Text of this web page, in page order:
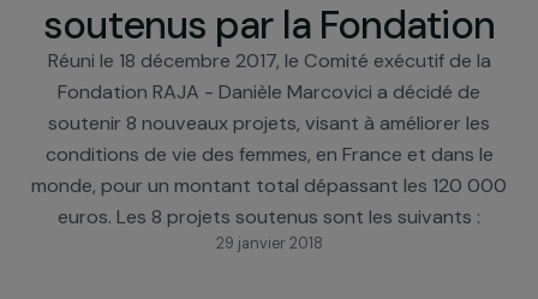
faveur des femmes
soutenus par la
Réuni le 18 décembre 2017, le Comité exécutif de
Fondation RAJA - Danièle Marcovici a décidé de
soutenir 8 nouveaux projets, visant à améliorer
conditions de vie des femmes, en France et dans
monde, pour un montant total dépassant les 120